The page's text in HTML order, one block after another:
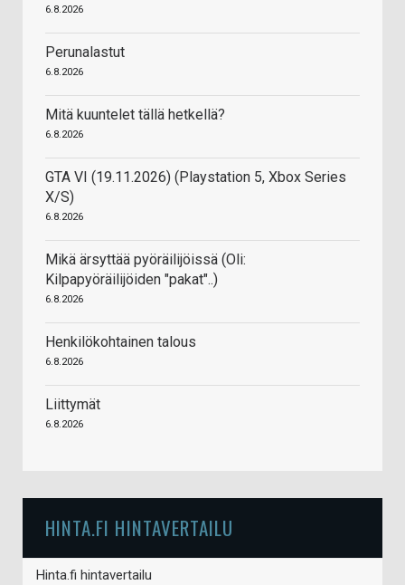
6.8.2026
Perunalastut
6.8.2026
Mitä kuuntelet tällä hetkellä?
6.8.2026
GTA VI (19.11.2026) (Playstation 5, Xbox Series
X/S)
6.8.2026
Mikä ärsyttää pyöräilijöissä (Oli:
Kilpapyöräilijöiden "pakat"..)
6.8.2026
Henkilökohtainen talous
6.8.2026
Liittymät
6.8.2026
HINTA.FI HINTAVERTAILU
Hinta.fi hintavertailu